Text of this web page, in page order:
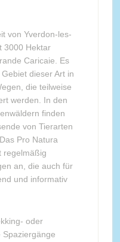
von Yverdon-les-
3000 Hektar
Caricaie. Es
dieser Art in
die teilweise
werden. In den
finden
von Tierarten
Pro Natura
regelmäßig
an, die auch für
und informativ
oder
Spaziergänge